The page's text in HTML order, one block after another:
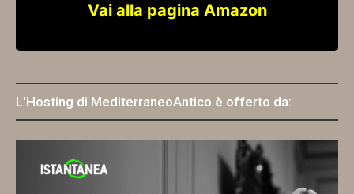
Vai alla pagina Amazon
L'Hosting di MediterraneoAntico è offerto da: